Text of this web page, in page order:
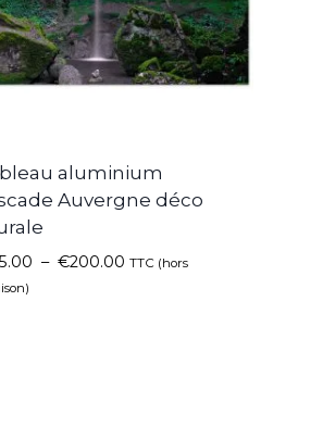
aluminium
Auvergne déco
– €200.00 TTC (hors